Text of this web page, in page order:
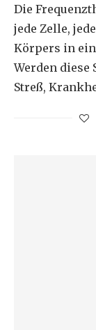
Die
jede Zelle,
Körpers in
Werden diese
Streß,